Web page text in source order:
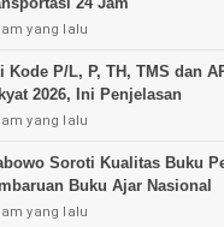
yang lalu
Kode P/L, P, TH, TMS dan
2026, Ini Penjelasan
yang lalu
Soroti Kualitas Buku
Buku Ajar Nasional
yang lalu